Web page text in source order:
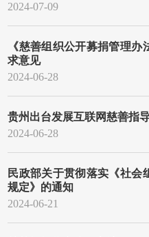
2024-07-09
《慈善组织公开募捐管理
求意见
2024-06-28
贵州出台发展互联网慈善指
2024-06-28
民政部关于贯彻落实《社会
规定》的通知
2024-06-21